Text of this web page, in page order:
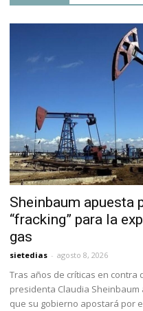
Sheinbaum apuesta
“fracking” para la
gas
sietedias - agosto 8, 2026
Tras años de críticas en contra
presidenta Claudia Sheinbaum
que su gobierno apostará por